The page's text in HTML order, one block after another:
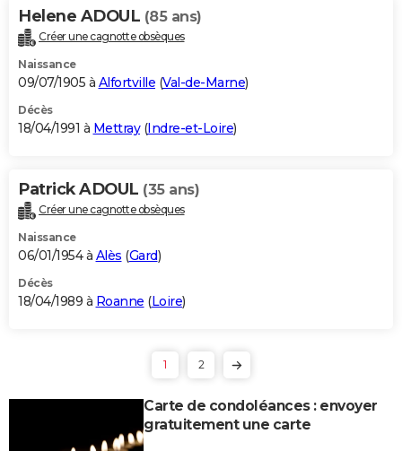
Helene ADOUL (85 ans)
Créer une cagnotte obsèques
Naissance
09/07/1905 à Alfortville (Val-de-Marne)
Décès
18/04/1991 à Mettray(Indre-et-Loire)
Patrick ADOUL (35 ans)
Créer une cagnotte obsèques
Naissance
06/01/1954 à Alès (Gard)
Décès
18/04/1989 à Roanne (Loire)
1 2
Carte de condoléances : envoyer
gratuitement une carte